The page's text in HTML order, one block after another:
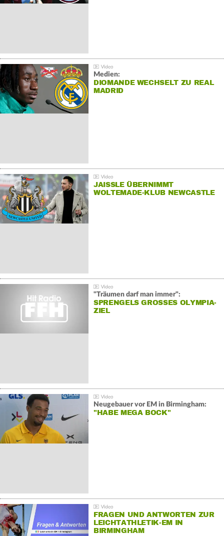
Medien:
DIOMANDE WECHSELT ZU REAL
MADRID
JAISSLE ÜBERNIMMT
WOLTEMADE-KLUB NEWCASTLE
"Träumen darf man immer":
SPRENGELS GROSSES OLYMPIA-Z
IEL
Neugebauer vor EM in Birmingham:
"HABE MEGA BOCK"
FRAGEN UND ANTWORTEN ZUR
LEICHTATHLETIK-EM IN
BIRMINGHAM